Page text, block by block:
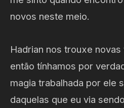
novos neste meio.
Hadrian nos trouxe
então tínhamos por
magia trabalhada por ele
daquelas que eu via